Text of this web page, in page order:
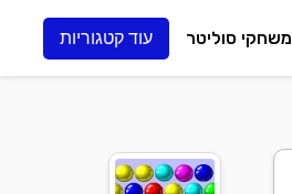
משחקי סוליטר עוד קטגוריות